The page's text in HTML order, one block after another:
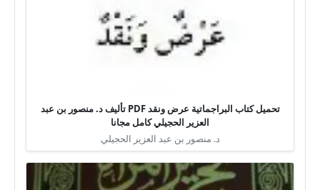
تحميل كتاب البراجماتية عرض ونقد PDF تأليف د. منصور بن عبد
العزير الحجيلي كامل مجانا
د. منصور بن عبد العزير الحجيلي